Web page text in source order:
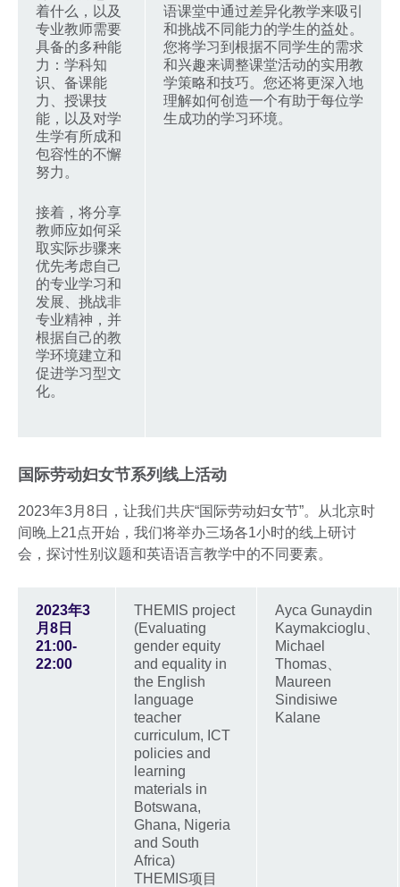
着什么，以及
专业教师需要
具备的多种能
力：学科知
识、备课能
力、授课技
能，以及对学
生学有所成和
包容性的不懈
努力。
接着，将分享
教师应如何采
取实际步骤来
优先考虑自己
的专业学习和
发展、挑战非
专业精神，并
根据自己的教
学环境建立和
促进学习型文
化。
语课堂中通过差异化教学来吸引
和挑战不同能力的学生的益处。
您将学习到根据不同学生的需求
和兴趣来调整课堂活动的实用教
学策略和技巧。您还将更深入地
理解如何创造一个有助于每位学
生成功的学习环境。
国际劳动妇女节系列线上活动
2023年3月8日，让我们共庆“国际劳动妇女节”。从北京时
间晚上21点开始，我们将举办三场各1小时的线上研讨
会，探讨性别议题和英语语言教学中的不同要素。
2023年3
月8日
21:00-
22:00
THEMIS project
(Evaluating
gender equity
and equality in
the English
language
teacher
curriculum, ICT
policies and
learning
materials in
Botswana,
Ghana, Nigeria
and South
Africa)
THEMIS项目
Ayca Gunaydin
Kaymakcioglu、
Michael
Thomas、
Maureen
Sindisiwe
Kalane